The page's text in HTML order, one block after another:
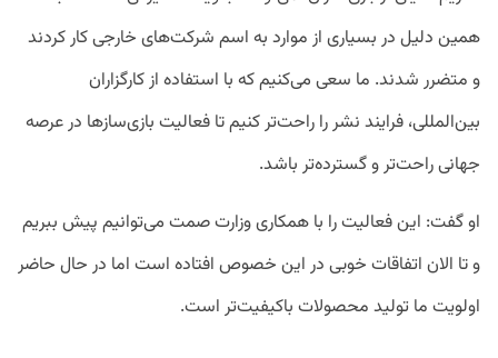
همین دلیل در بسیاری از موارد به اسم شرکت‌های خارجی کار کردند
و متضرر شدند. ما سعی می‌کنیم که با استفاده از کارگزاران
بین‌المللی، فرایند نشر را راحت‌تر کنیم تا فعالیت بازی‌سازها در عرصه
جهانی راحت‌تر و گسترده‌تر باشد.
او گفت: این فعالیت را با همکاری وزارت صمت می‌توانیم پیش ببریم
و تا الان اتفاقات خوبی در این خصوص افتاده است اما در حال حاضر
اولویت ما تولید محصولات باکیفیت‌تر است.